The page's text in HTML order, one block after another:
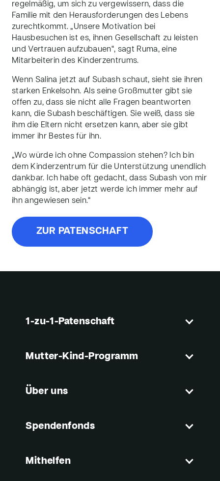
regelmäßig, um sich zu vergewissern, dass die
Familie mit den Herausforderungen des Lebens
zurechtkommt. „Unsere Motivation bei
Hausbesuchen ist es, ihnen Gesellschaft zu leisten
und Vertrauen aufzubauen“, sagt Ruma, eine
Mitarbeiterin des Kinderzentrums.
Wenn Salina jetzt auf Subash schaut, sieht sie ihren
starken Enkelsohn. Als seine Großmutter gibt sie
offen zu, dass sie nicht alle Fragen beantworten
kann, die Subash beschäftigen. Sie weiß, dass sie
ihm die Eltern nicht ersetzen kann, aber sie gibt
immer ihr Bestes für ihn.
„Wo würde ich ohne Compassion stehen? Ich bin
dem Kinderzentrum für die Unterstützung unendlich
dankbar. Ich habe oft gedacht, dass Subash von mir
abhängig ist, aber jetzt werde ich immer mehr auf
ihn angewiesen sein.“
ZUR PATENSCHAFT
1-zu-1-Patenschaft
Mutter-Kind-Programm
Über uns
Spendenfonds
Mithelfen